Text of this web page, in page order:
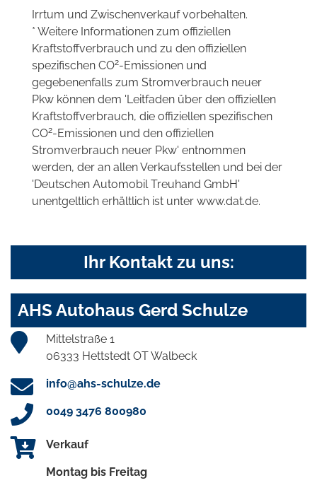
Irrtum und Zwischenverkauf vorbehalten.
* Weitere Informationen zum offiziellen
Kraftstoffverbrauch und zu den offiziellen
spezifischen CO2-Emissionen und
gegebenenfalls zum Stromverbrauch neuer
Pkw können dem 'Leitfaden über den offiziellen
Kraftstoffverbrauch, die offiziellen spezifischen
CO2-Emissionen und den offiziellen
Stromverbrauch neuer Pkw' entnommen
werden, der an allen Verkaufsstellen und bei der
'Deutschen Automobil Treuhand GmbH'
unentgeltlich erhältlich ist unter www.dat.de.
Ihr Kontakt zu uns:
AHS Autohaus Gerd Schulze
Mittelstraße 1
06333 Hettstedt OT Walbeck
info@ahs-schulze.de
0049 3476 800980
Verkauf
Montag bis Freitag